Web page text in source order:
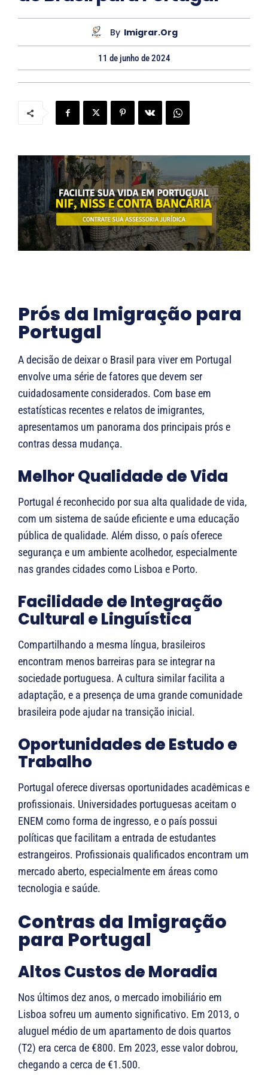
By Imigrar.org
11 de junho de 2024
Prós da Imigração para
Portugal
A decisão de deixar o Brasil para viver em Portugal
envolve uma série de fatores que devem ser
cuidadosamente considerados. Com base em
estatísticas recentes e relatos de imigrantes,
apresentamos um panorama dos principais prós e
contras dessa mudança.
Melhor Qualidade de Vida
Portugal é reconhecido por sua alta qualidade de vida,
com um sistema de saúde eficiente e uma educação
pública de qualidade. Além disso, o país oferece
segurança e um ambiente acolhedor, especialmente
nas grandes cidades como Lisboa e Porto.
Facilidade de Integração
Cultural e Linguística
Compartilhando a mesma língua, brasileiros
encontram menos barreiras para se integrar na
sociedade portuguesa. A cultura similar facilita a
adaptação, e a presença de uma grande comunidade
brasileira pode ajudar na transição inicial.
Oportunidades de Estudo e
Trabalho
Portugal oferece diversas oportunidades acadêmicas e
profissionais. Universidades portuguesas aceitam o
ENEM como forma de ingresso, e o país possui
políticas que facilitam a entrada de estudantes
estrangeiros. Profissionais qualificados encontram um
mercado aberto, especialmente em áreas como
tecnologia e saúde.
Contras da Imigração
para Portugal
Altos Custos de Moradia
Nos últimos dez anos, o mercado imobiliário em
Lisboa sofreu um aumento significativo. Em 2013, o
aluguel médio de um apartamento de dois quartos
(T2) era cerca de €800. Em 2023, esse valor dobrou,
chegando a cerca de €1.500.